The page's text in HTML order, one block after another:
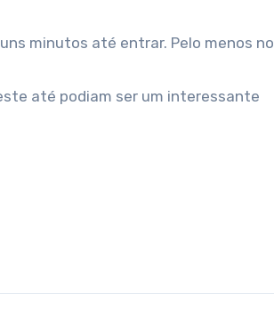
minutos até entrar. Pelo menos no
até podiam ser um interessante